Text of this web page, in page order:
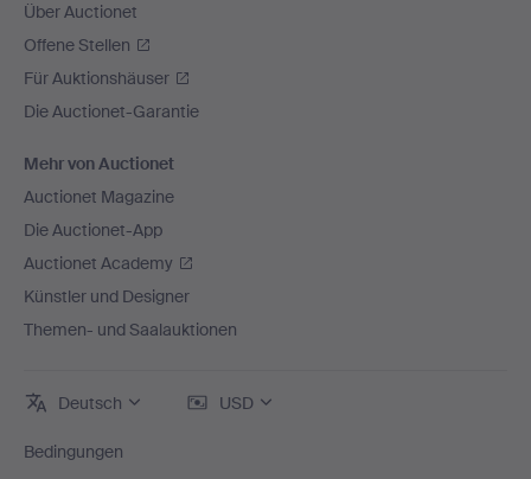
Über Auctionet
Offene Stellen
Für Auktionshäuser
Die Auctionet-Garantie
Mehr von Auctionet
Auctionet Magazine
Die Auctionet-App
Auctionet Academy
Künstler und Designer
Themen- und Saalauktionen
Deutsch USD
Bedingungen